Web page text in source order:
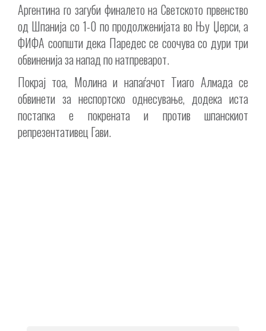
Аргентина го загуби финалето на Светското првенство
од Шпанија со 1-0 по продолженијата во Њу Џерси, а
ФИФА соопшти дека Паредес се соочува со дури три
обвиненија за напад по натпреварот.
Покрај тоа, Молина и напаѓачот Тиаго Алмада се
обвинети за неспортско однесување, додека иста
постапка е покрената и против шпанскиот
репрезентативец Гави.